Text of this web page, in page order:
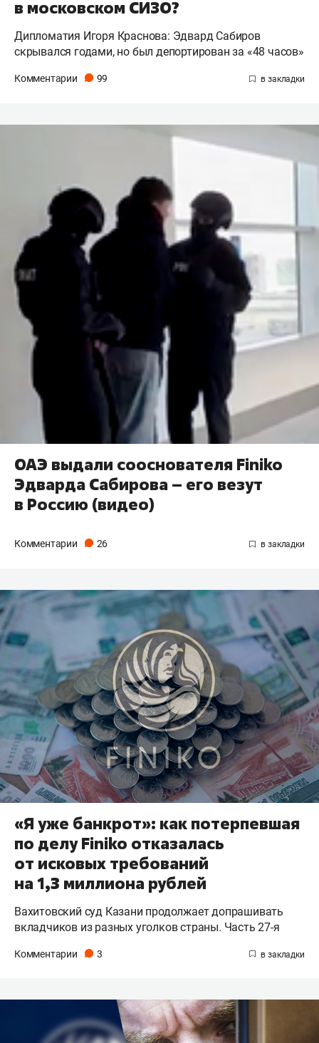
в московском СИЗО?
Дипломатия Игоря Краснова: Эдвард Сабиров
скрывался годами, но был депортирован за «48 часов»
Комментарии 99
ОАЭ выдали сооснователя Finiko
Эдварда Сабирова – его везут
в Россию (видео)
Комментарии 26
«Я уже банкрот»: как потерпевшая
по делу Finiko отказалась
от исковых требований
на 1,3 миллиона рублей
Вахитовский суд Казани продолжает допрашивать
вкладчиков из разных уголков страны. Часть 27-я
Комментарии 3